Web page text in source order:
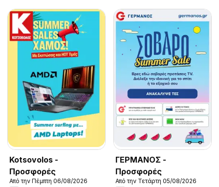
Kotsovolos -
Προσφορές
Από την Πέμπτη 06/08/2026
ΓΕΡΜΑΝΟΣ -
Προσφορές
Από την Τετάρτη 05/08/2026